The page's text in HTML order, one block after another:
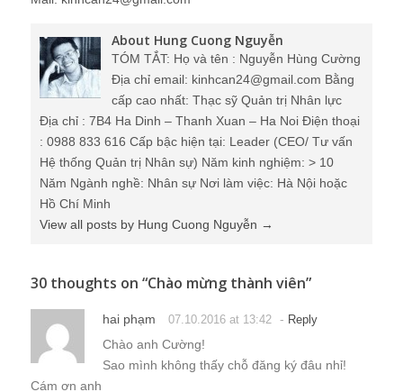
About Hung Cuong Nguyễn
TÓM TẮT: Họ và tên : Nguyễn Hùng Cường
Địa chỉ email: kinhcan24@gmail.com Bằng
cấp cao nhất: Thạc sỹ Quản trị Nhân lực
Địa chỉ : 7B4 Ha Dinh – Thanh Xuan – Ha Noi Điện thoại
: 0988 833 616 Cấp bậc hiện tại: Leader (CEO/ Tư vấn
Hệ thống Quản trị Nhân sự) Năm kinh nghiệm: > 10
Năm Ngành nghề: Nhân sự Nơi làm việc: Hà Nội hoặc
Hồ Chí Minh
View all posts by Hung Cuong Nguyễn →
30 thoughts on “Chào mừng thành viên”
hai phạm 07.10.2016 at 13:42 - Reply
Chào anh Cường!
Sao mình không thấy chỗ đăng ký đâu nhỉ!
Cám ơn anh